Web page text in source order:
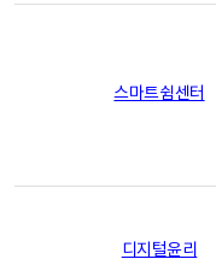
스마트쉼센터
디지털윤리